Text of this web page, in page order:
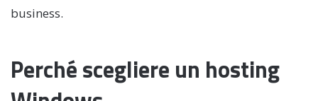
business.
Perché scegliere un hosting